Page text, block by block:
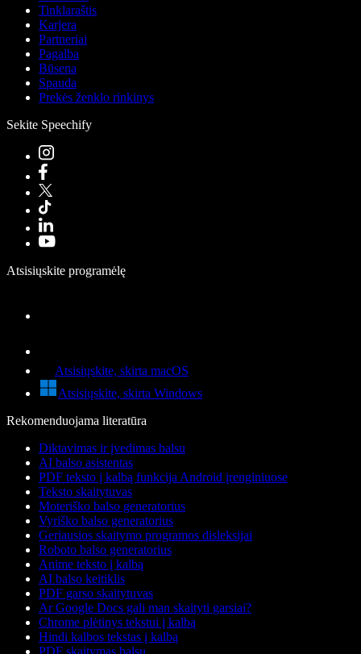
Tinklaraštis
Karjera
Partneriai
Pagalba
Būsena
Spauda
Prekės ženklo rinkinys
Sekite Speechify
Atsisiųskite programėlę
Atsisiųskite, skirta macOS
Atsisiųskite, skirta Windows
Rekomenduojama literatūra
Diktavimas ir įvedimas balsu
AI balso asistentas
PDF teksto į kalbą funkcija Android įrenginiuose
Teksto skaitytuvas
Moteriško balso generatorius
Vyriško balso generatorius
Geriausios skaitymo programos disleksijai
Roboto balso generatorius
Anime teksto į kalbą
AI balso keitiklis
PDF garso skaitytuvas
Ar Google Docs gali man skaityti garsiai?
Chrome plėtinys tekstui į kalbą
Hindi kalbos tekstas į kalbą
PDF skaitymas balsu